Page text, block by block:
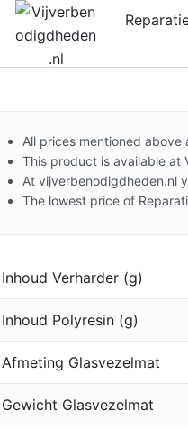
All prices mentioned above
This product is available at
At vijverbenodigdheden.nl
The lowest price of
Inhoud Verharder (g)
Inhoud Polyresin (g)
Afmeting Glasvezelmat
Gewicht Glasvezelmat